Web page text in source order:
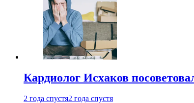
Кардиолог Исхаков
2 года спустя2 года спустя